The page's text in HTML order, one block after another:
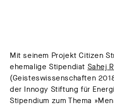
Mit seinem Projekt Citizen
ehemalige Stipendiat Sahej
(Geisteswissenschaften
der Innogy Stiftung für
Stipendium zum Thema